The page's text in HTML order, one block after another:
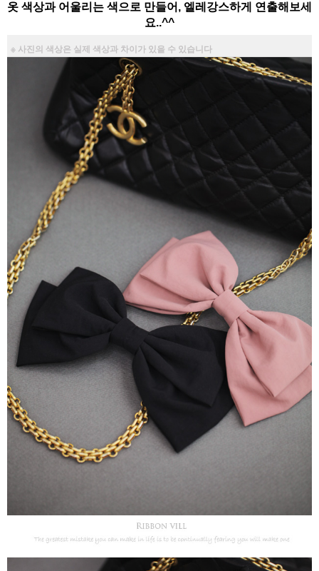
옷 색상과 어울리는 색으로 만들어, 엘레강스하게 연출해보세
요..^^
※ 사진의 색상은 실제 색상과 차이가 있을 수 있습니다